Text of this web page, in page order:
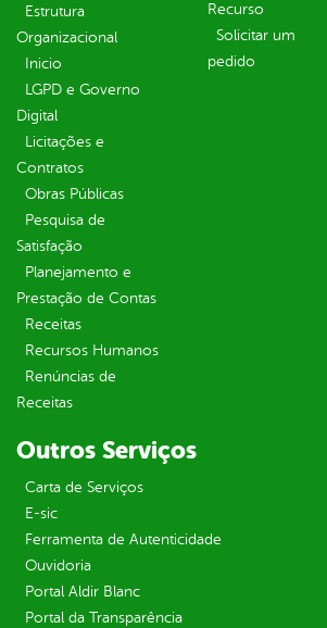
Estrutura
Organizacional
Inicio
LGPD e Governo
Digital
Licitações e
Contratos
Obras Públicas
Pesquisa de
Satisfação
Planejamento e
Prestação de Contas
Receitas
Recursos Humanos
Renúncias de
Receitas
Recurso
Solicitar um
pedido
Outros Serviços
Carta de Serviços
E-sic
Ferramenta de Autenticidade
Ouvidoria
Portal Aldir Blanc
Portal da Transparência